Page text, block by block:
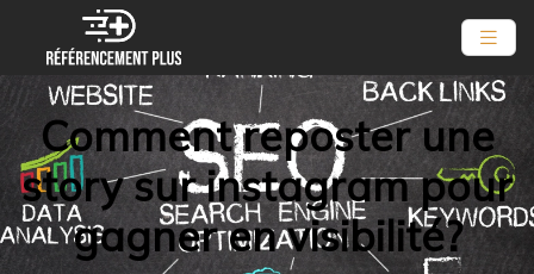
Comment reposter une
story sur instagram pour
gagner en visibilité?